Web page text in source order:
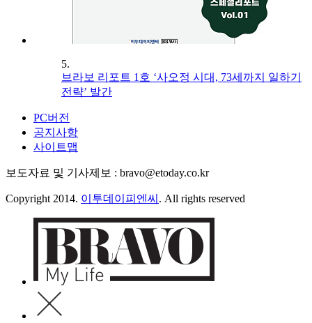
5.
브라보 리포트 1호 ‘사오정 시대, 73세까지 일하기
전략’ 발간
PC버전
공지사항
사이트맵
보도자료 및 기사제보 : bravo@etoday.co.kr
Copyright 2014. 이투데이피엔씨 . All rights reserved